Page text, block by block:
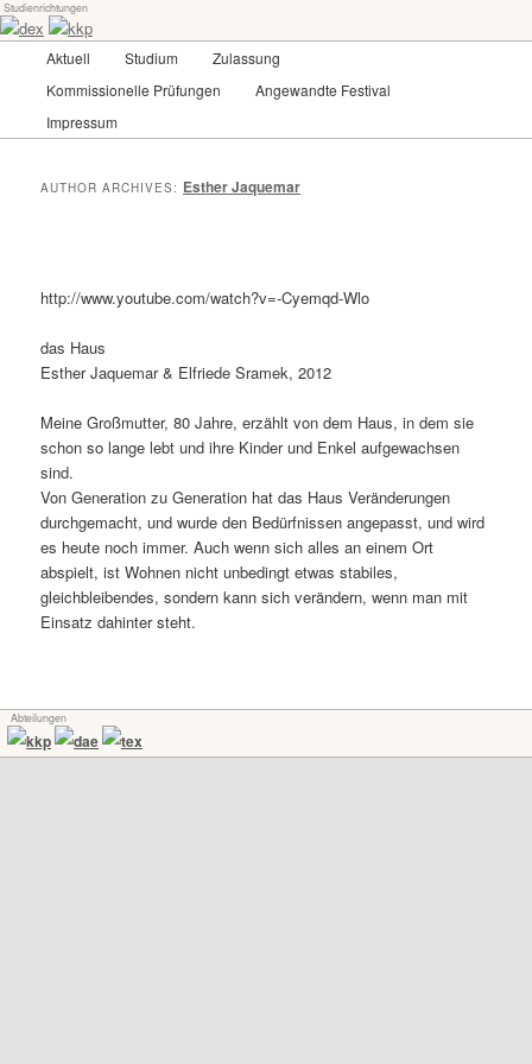
Skip
to
primary
content
Skip
to
secondary
contentdex-kkp
Universität für angewandte Kunst Wien
Studienrichtungen
Aktuell Studium
Zulassung
Kommissionelle Prüfungen
Angewandte Festival
Impressum
AUTHOR ARCHIVES: Esther Jaquemar
http://www.youtube.com/watch?v=-Cyemqd-Wlo
das Haus
Esther Jaquemar & Elfriede Sramek, 2012
Meine Großmutter, 80 Jahre, erzählt von dem Haus, in dem sie
schon so lange lebt und ihre Kinder und Enkel aufgewachsen
sind.
Von Generation zu Generation hat das Haus Veränderungen
durchgemacht, und wurde den Bedürfnissen angepasst, und wird
es heute noch immer. Auch wenn sich alles an einem Ort
abspielt, ist Wohnen nicht unbedingt etwas stabiles,
gleichbleibendes, sondern kann sich verändern, wenn man mit
Einsatz dahinter steht.
Abteilungen